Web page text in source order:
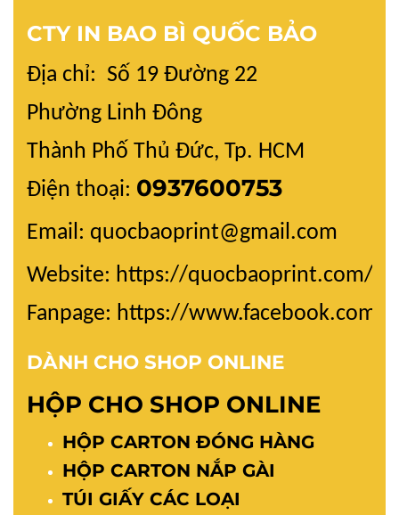
CTY IN BAO BÌ QUỐC BẢO
Địa chỉ: Số 19 Đường 22
Phường Linh Đông
Thành Phố Thủ Đức, Tp. HCM
Điện thoại: 0937600753
Email: quocbaoprint@gmail.com
Website: https://quocbaoprint.com/
Fanpage: https://www.facebook.com/
DÀNH CHO SHOP ONLINE
HỘP CHO SHOP ONLINE
HỘP CARTON ĐÓNG HÀNG
HỘP CARTON NẮP GÀI
TÚI GIẤY CÁC LOẠI